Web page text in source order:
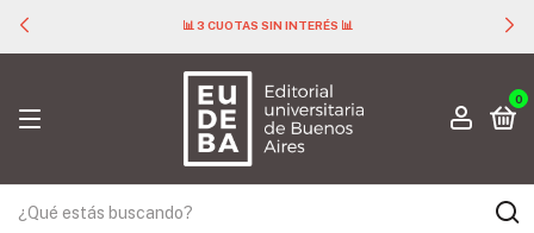
📊 3 CUOTAS SIN INTERÉS 📊
0